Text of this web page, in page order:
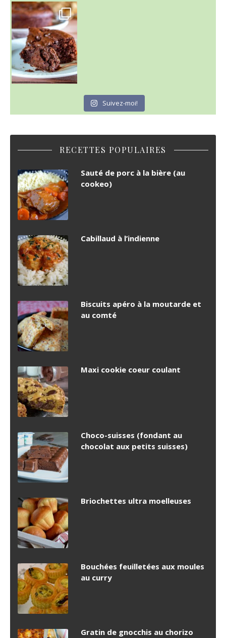
~ GÂTEAU FONDANT CHOCO NOISETTE ~
C'est lundi
Suivez-moi!
RECETTES POPULAIRES
Sauté de porc à la bière (au
cookeo)
Cabillaud à l’indienne
Biscuits apéro à la moutarde et
au comté
Maxi cookie coeur coulant
Choco-suisses (fondant au
chocolat aux petits suisses)
Briochettes ultra moelleuses
Bouchées feuilletées aux moules
au curry
Gratin de gnocchis au chorizo